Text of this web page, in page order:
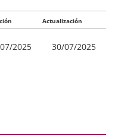
Actualización
2025 30/07/2025